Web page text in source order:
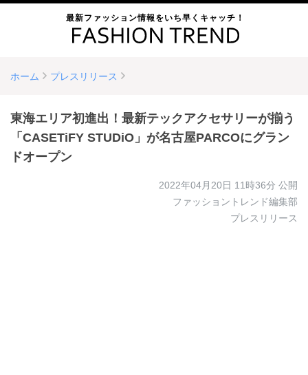
最新ファッション情報をいち早くキャッチ！
ホーム プレスリリース
東海エリア初進出！最新テックアクセサリーが揃う
「CASETiFY STUDiO」が名古屋PARCOにグラン
ドオープン
2022年04月20日 11時36分 公開
ファッショントレンド編集部
プレスリリース